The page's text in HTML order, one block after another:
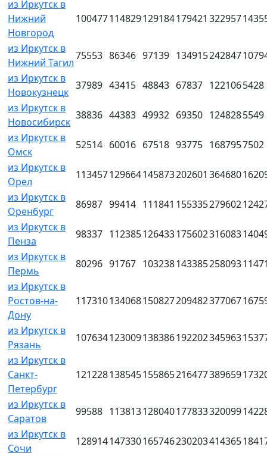
из Иркутск в
Нижний
Новгород
100477114829129184179421 322957
из Иркутск в
Нижний Тагил
75553 86346 97139 134915242847
из Иркутск в
Новокузнецк
37989 43415 48843 67837 1221065428
из Иркутск в
Новосибирск
38836 44383 49932 69350 1248285549
из Иркутск в
Омск
52514 60016 67518 93775 1687957502
из Иркутск в
Орел
113457129664145873202601 364680
из Иркутск в
Оренбург
86987 99414 111841 155335279602
из Иркутск в
Пенза
98337 112385126433175602316083
из Иркутск в
Пермь
80296 91767 103238143385258093
из Иркутск в
Ростов-на-
Дону
117310134068150827209482377067
из Иркутск в
Рязань
107634123009138386192202345963
из Иркутск в
Санкт-
Петербург
121228138545155865216477389659
из Иркутск в
Саратов
99588 113813128040177833320099
из Иркутск в
Сочи
128914147330165746230203414365